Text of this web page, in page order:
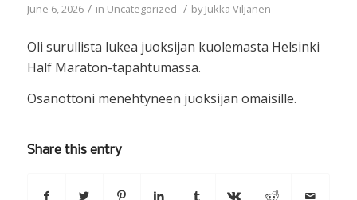
June 6, 2026 / in Uncategorized / byJukka Viljanen
Oli surullista lukea juoksijan kuolemasta Helsinki
Half Maraton-tapahtumassa.
Osanottoni menehtyneen juoksijan omaisille.
Share this entry